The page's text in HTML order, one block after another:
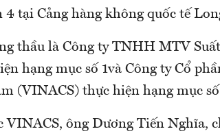
4 tại Cảng hàng không quốc tế
thầu là Công ty TNHH MTV
hạng mục số 1và Công ty Cổ
(VINACS) thực hiện hạng mục
VINACS, ông Dương Tiến Nghĩa,